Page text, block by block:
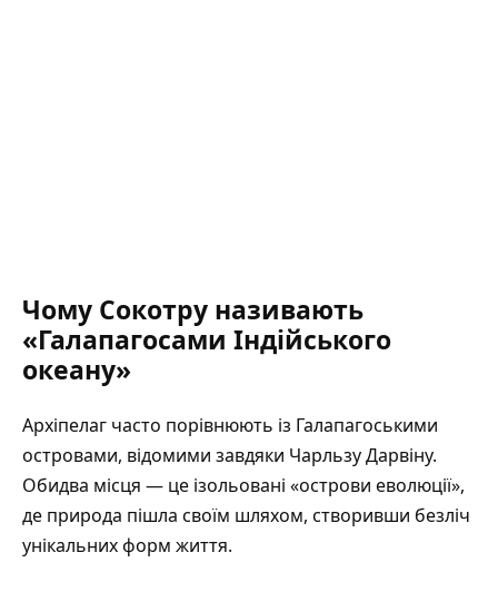
Чому Сокотру називають
«Галапагосами Індійського
океану»
Архіпелаг часто порівнюють із Галапагоськими
островами, відомими завдяки Чарльзу Дарвіну.
Обидва місця — це ізольовані «острови еволюції»,
де природа пішла своїм шляхом, створивши безліч
унікальних форм життя.